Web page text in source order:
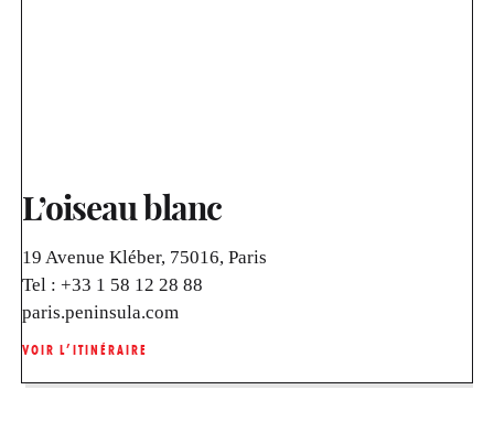
L’oiseau blanc
19 Avenue Kléber, 75016, Paris
Tel : +33 1 58 12 28 88
paris.peninsula.com
VOIR L’ITINÉRAIRE